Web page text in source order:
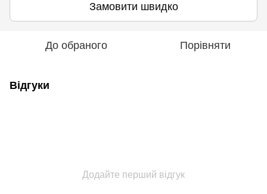
Замовити швидко
До обраного Порівняти
Відгуки
Додайте перший відгук